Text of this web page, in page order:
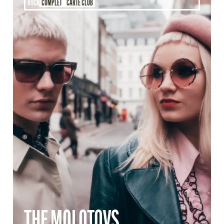
ROCK COMPLET CARTE CLUB